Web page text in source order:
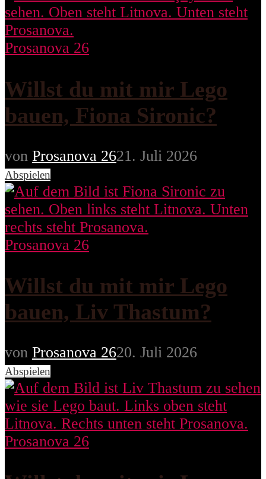
Prosanova 26
Willst du mit mir Lego
bauen, Fiona Sironic?
von Prosanova 2621. Juli 2026
Abspielen
Prosanova 26
Willst du mit mir Lego
bauen, Liv Thastum?
von Prosanova 2620. Juli 2026
Abspielen
Prosanova 26